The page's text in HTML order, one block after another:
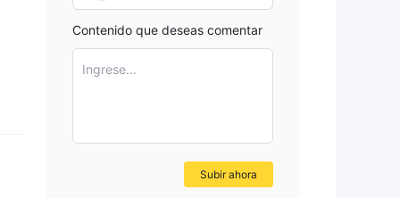
Contenido que deseas comentar
Ingrese...
Subir ahora